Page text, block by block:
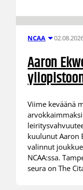
NCAA
Aaron
Viime keväänä
kuulunut Aaron
valinnut
NCAA:ssa.
seura on The